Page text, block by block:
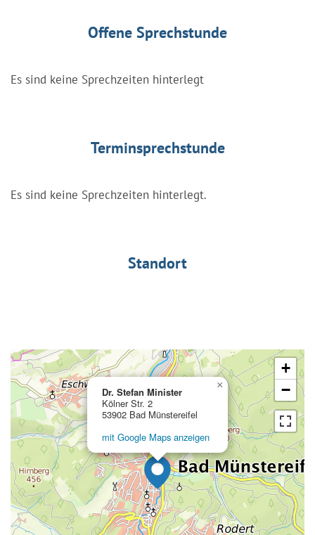
Offene Sprechstunde
Es sind keine Sprechzeiten hinterlegt
Terminsprechstunde
Es sind keine Sprechzeiten hinterlegt.
Standort
Dr. Stefan Minister
Kölner Str. 2
53902 Bad Münstereifel
mit Google Maps anzeigen
×
+
−